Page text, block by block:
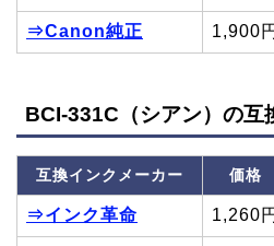
⇒Canon純正 1,900円
BCI-331C（シアン）の互
互換インクメーカー 価格
⇒インク革命 1,260円